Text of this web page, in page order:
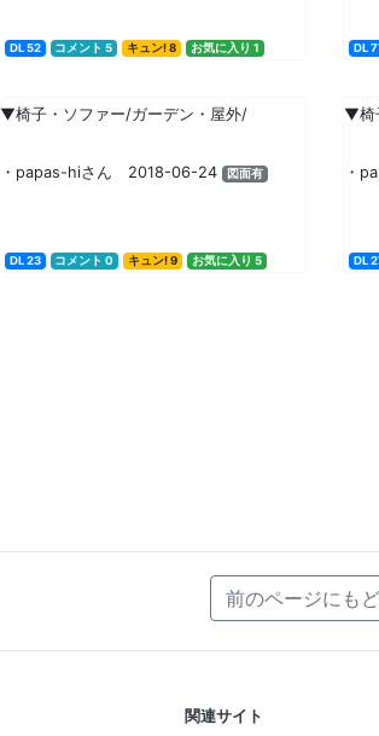
DL 52 コメント 5 キュン! 8 お気に入り 1 DL
▼椅子・ソファー/ガーデン・屋外/
・papas-hiさん 2018-06-24 図面有
DL 23 コメント 0 キュン! 9 お気に入り 5
▼椅
・
DL
前のページにも
関連サイト